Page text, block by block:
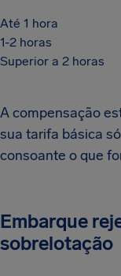
Até 1 hora
1-2 horas
Superior a 2 horas
A compensação
sua tarifa básica
consoante o que
Embarque
sobrelotação